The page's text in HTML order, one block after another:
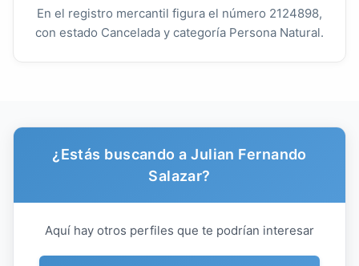
En el registro mercantil figura el número 2124898,
con estado Cancelada y categoría Persona Natural.
¿Estás buscando a Julian Fernando
Salazar?
Aquí hay otros perfiles que te podrían interesar